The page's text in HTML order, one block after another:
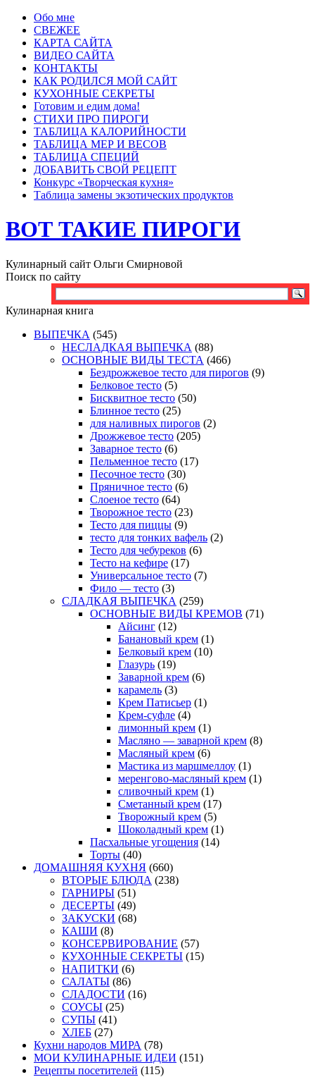
Обо мне
СВЕЖЕЕ
КАРТА САЙТА
ВИДЕО САЙТА
КОНТАКТЫ
КАК РОДИЛСЯ МОЙ САЙТ
КУХОННЫЕ СЕКРЕТЫ
Готовим и едим дома!
СТИХИ ПРО ПИРОГИ
ТАБЛИЦА КАЛОРИЙНОСТИ
ТАБЛИЦА МЕР И ВЕСОВ
ТАБЛИЦА СПЕЦИЙ
ДОБАВИТЬ СВОЙ РЕЦЕПТ
Конкурс «Творческая кухня»
Таблица замены экзотических продуктов
ВОТ ТАКИЕ ПИРОГИ
Кулинарный сайт Ольги Смирновой
Поиск по сайту
Кулинарная книга
ВЫПЕЧКА (545)
НЕСЛАДКАЯ ВЫПЕЧКА (88)
ОСНОВНЫЕ ВИДЫ ТЕСТА (466)
Бездрожжевое тесто для пирогов (9)
Белковое тесто (5)
Бисквитное тесто (50)
Блинное тесто (25)
для наливных пирогов (2)
Дрожжевое тесто (205)
Заварное тесто (6)
Пельменное тесто (17)
Песочное тесто (30)
Пряничное тесто (6)
Слоеное тесто (64)
Творожное тесто (23)
Тесто для пиццы (9)
тесто для тонких вафель (2)
Тесто для чебуреков (6)
Тесто на кефире (17)
Универсальное тесто (7)
Фило — тесто (3)
СЛАДКАЯ ВЫПЕЧКА (259)
ОСНОВНЫЕ ВИДЫ КРЕМОВ (71)
Айсинг (12)
Банановый крем (1)
Белковый крем (10)
Глазурь (19)
Заварной крем (6)
карамель (3)
Крем Патисьер (1)
Крем-суфле (4)
лимонный крем (1)
Масляно — заварной крем (8)
Масляный крем (6)
Мастика из маршмеллоу (1)
меренгово-масляный крем (1)
сливочный крем (1)
Сметанный крем (17)
Творожный крем (5)
Шоколадный крем (1)
Пасхальные угощения (14)
Торты (40)
ДОМАШНЯЯ КУХНЯ (660)
ВТОРЫЕ БЛЮДА (238)
ГАРНИРЫ (51)
ДЕСЕРТЫ (49)
ЗАКУСКИ (68)
КАШИ (8)
КОНСЕРВИРОВАНИЕ (57)
КУХОННЫЕ СЕКРЕТЫ (15)
НАПИТКИ (6)
САЛАТЫ (86)
СЛАДОСТИ (16)
СОУСЫ (25)
СУПЫ (41)
ХЛЕБ (27)
Кухни народов МИРА (78)
МОИ КУЛИНАРНЫЕ ИДЕИ (151)
Рецепты посетителей (115)